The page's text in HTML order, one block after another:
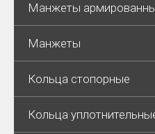
Манжеты
Манжеты
Кольца стопорные
Кольца